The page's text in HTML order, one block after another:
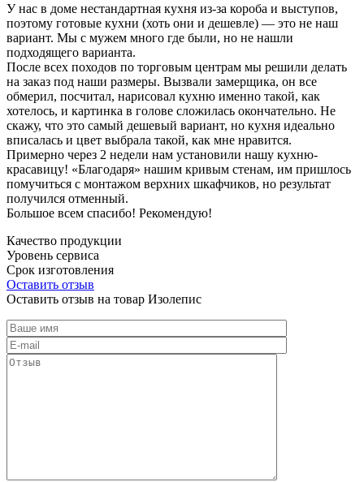
У нас в доме нестандартная кухня из-за короба и выступов,
поэтому готовые кухни (хоть они и дешевле) — это не наш
вариант. Мы с мужем много где были, но не нашли
подходящего варианта.
После всех походов по торговым центрам мы решили делать
на заказ под наши размеры. Вызвали замерщика, он все
обмерил, посчитал, нарисовал кухню именно такой, как
хотелось, и картинка в голове сложилась окончательно. Не
скажу, что это самый дешевый вариант, но кухня идеально
вписалась и цвет выбрала такой, как мне нравится.
Примерно через 2 недели нам установили нашу кухню-
красавицу! «Благодаря» нашим кривым стенам, им пришлось
помучиться с монтажом верхних шкафчиков, но результат
получился отменный.
Большое всем спасибо! Рекомендую!
Качество продукции
Уровень сервиса
Срок изготовления
Оставить отзыв
Оставить отзыв на товар Изолепис